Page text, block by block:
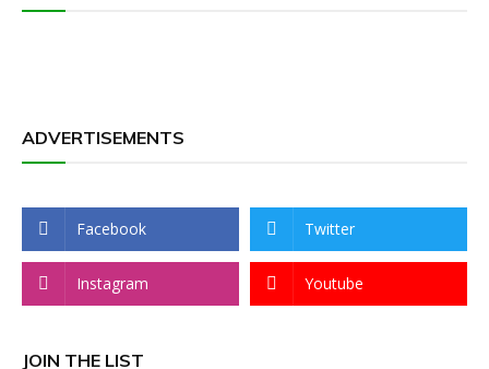
ADVERTISEMENTS
Facebook Twitter
Instagram Youtube
JOIN THE LIST